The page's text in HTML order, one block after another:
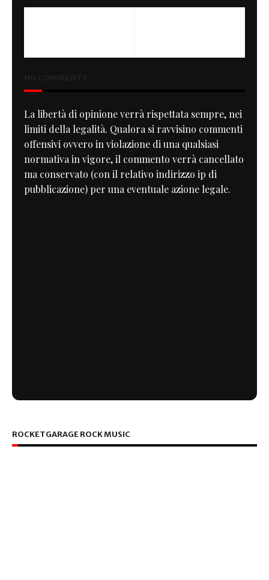
La libertà di opinione verrà rispettata sempre, nei
limiti della legalità. Qualora si ravvisino commenti
offensivi ovvero in violazione di una qualsiasi
normativa in vigore, il commento verrà cancellato
ma conservato (con il relativo indirizzo ip di
pubblicazione) per una eventuale azione legale.
ROCKETGARAGE ROCK MUSIC